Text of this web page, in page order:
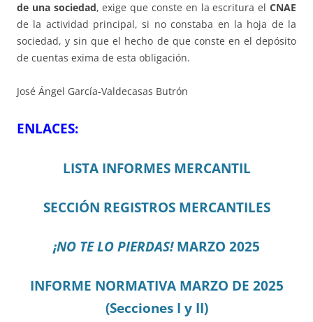
de una sociedad, exige que conste en la escritura elCNAE
de la actividad principal, si no constaba en la hoja de la
sociedad, y sin que el hecho de que conste en el depósito
de cuentas exima de esta obligación.
José Ángel García-Valdecasas Butrón
ENLACES:
LISTA INFORMES MERCANTIL
SECCIÓN REGISTROS MERCANTILES
¡NO TE LO PIERDAS!MARZO 2025
INFORME NORMATIVA MARZO DE 2025
(Secciones I y II)